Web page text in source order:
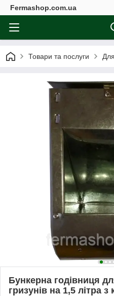
Fermashop.com.ua
Товари та послуги
Бункерна годівниця
гризунів на 1,5 літра